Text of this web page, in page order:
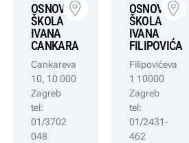
OSNOVNA
ŠKOLA
IVANA
CANKARA
Cankareva
10, 10 000
Zagreb
tel:
01/3702
048
OSNOVNA
ŠKOLA
IVANA
FILIPOVIĆA
Filipovićeva
1 10000
Zagreb
tel:
01/2431-
462